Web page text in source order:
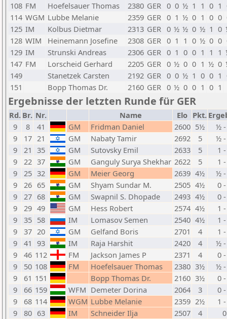
108 FM Hoefelsauer Thomas 2380 GER 0 0 ½ 1 1 0 1
114 WGM Lubbe Melanie 2359 GER 0 1 ½ 0 1 0 0
125 IM Kolbus Dietmar 2313 GER 0 ½ ½ 0 ½ 1 0
128 WIM Heinemann Josefine 2308 GER 0 1 1 0 ½ 0 0
129 IM Strunski Andreas 2306 GER 0 1 0 0 1 1 1
147 FM Lorscheid Gerhard 2205 GER 0 ½ 0 0 1 ½ 0
149
Stanetzek Carsten 2192 GER 0 0 ½ 1 0 0 1
151
Bopp Thomas Dr. 2160 GER 0 ½ 0 0 1 0 1
Ergebnisse der letzten Runde für GER
Rd. Br. Nr. Name Elo Pkt.
9
8 41 GM Fridman Daniel 2600 5½
½
9
17 21 GM Nabaty Tamir 2692 5
½
9
21 35 GM Sutovsky Emil 2633 5
1
9
22 37 GM Ganguly Surya Shekhar 2622 5
1
9
25 32 GM Meier Georg 2639 4½
½
9
26 65 GM Shyam Sundar M. 2505 4½
0
9
27 68 GM Swapnil S. Dhopade 2493 4½
0
9
29 49 GM Hess Robert 2574 4½
1
9
35 58 IM Lomasov Semen 2540 4½
1
9
37 20 GM Gelfand Boris 2701 4
1
9
41 93 IM Raja Harshit 2420 4
½
9
46 112 FM Jackson James P 2371 4
0
9
50 108 FM Hoefelsauer Thomas 2380 3½
½
9
61 151 Bopp Thomas Dr. 2160 3½
0
9
66 159 WFM Demeter Dorina 2064 3
0
9
68 114 WGM Lubbe Melanie 2359 2½
1
9
80 63 IM Schneider Ilja 2507 4
0